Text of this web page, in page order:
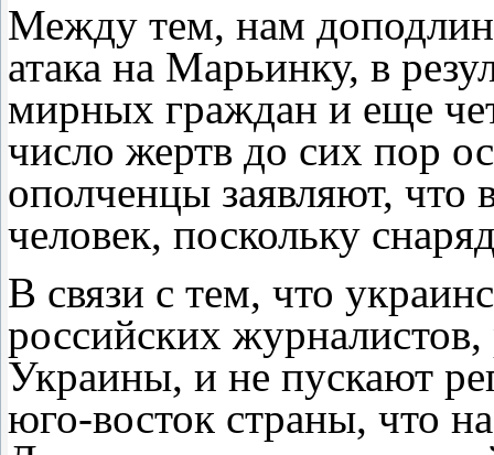
Между тем, нам
атака на Марьинку, в
мирных граждан и еще
число жертв до сих пор
ополченцы заявляют, что
человек, поскольку
В связи с тем, что
российских
Украины, и не пускают
юго-восток страны, что